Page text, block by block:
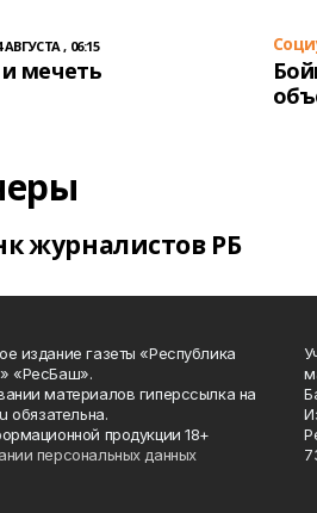
АВГУСТА , 06:15
мечеть
журналистов РБ
издание газеты «Республика
«РесБаш».
материалов гиперссылка на
обязательна.
продукции 18+
персональных данных